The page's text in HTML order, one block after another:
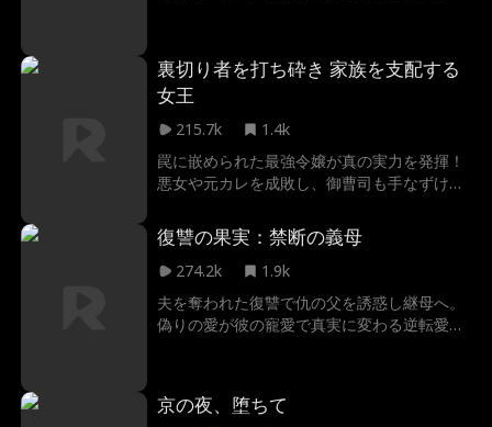
裏切り者を打ち砕き 家族を支配する
女王
215.7k
1.4k
罠に嵌められた最強令嬢が真の実力を発揮！
悪女や元カレを成敗し、御曹司も手なずける
復讐の果実：禁断の義母
274.2k
1.9k
夫を奪われた復讐で仇の父を誘惑し継母へ。
偽りの愛が彼の寵愛で真実に変わる逆転愛憎
京の夜、堕ちて